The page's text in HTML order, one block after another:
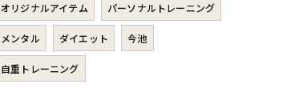
オリジナルアイテム パーソナルトレーニング
メンタル ダイエット 今池
自重トレーニング